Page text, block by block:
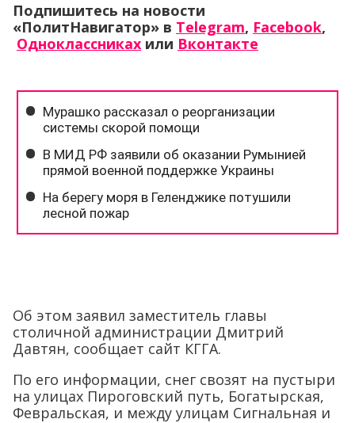
Подпишитесь на новости
«ПолитНавигатор» в Telegram, Facebook,
Одноклассниках или Вконтакте
Об этом заявил заместитель главы
столичной администрации Дмитрий
Давтян, сообщает сайт КГГА.
По его информации, снег свозят на пустыри
на улицах Пироговский путь, Богатырская,
Февральская, и между улицам Сигнальная и